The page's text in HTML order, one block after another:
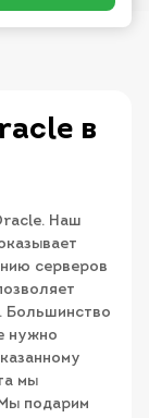
в
Наш
серверов
Большинство
нужно
мы
подарим